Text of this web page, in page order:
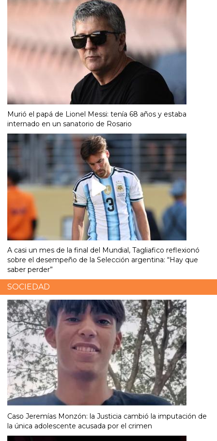
Murió el papá de Lionel Messi: tenía 68 años y estaba
internado en un sanatorio de Rosario
A casi un mes de la final del Mundial, Tagliafico reflexionó
sobre el desempeño de la Selección argentina: “Hay que
saber perder”
SOCIEDAD
Caso Jeremías Monzón: la Justicia cambió la imputación de
la única adolescente acusada por el crimen